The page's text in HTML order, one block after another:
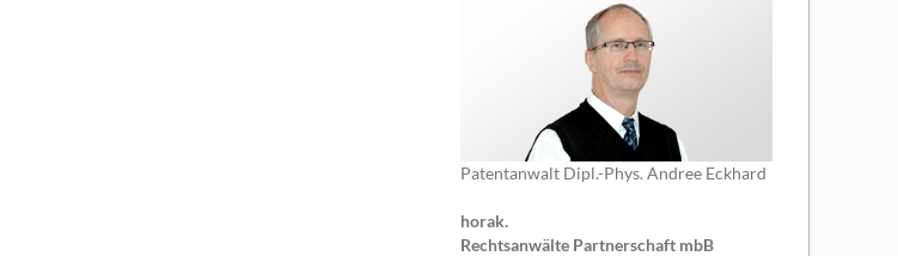
Patentanwalt Dipl.-Phys. Andree Eckhard
horak.
Rechtsanwälte Partnerschaft mbB